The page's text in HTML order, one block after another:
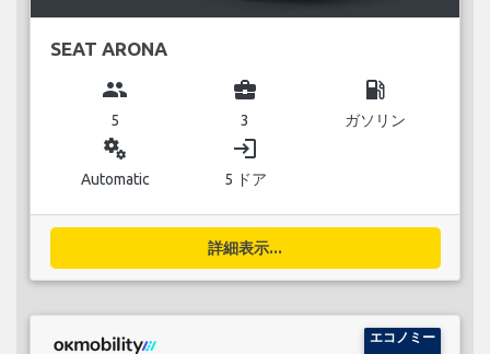
SEAT ARONA
group
5
business_center
3
local_gas_station
ガソリン
miscellaneous_services
Automatic
login
5 ドア
詳細表示...
エコノミー